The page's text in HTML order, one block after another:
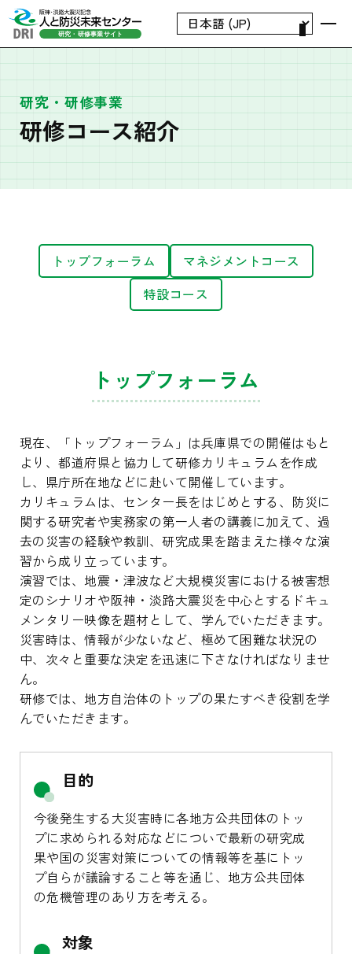
研究・研修事業
研修コース紹介
トップフォーラム
マネジメントコース
特設コース
トップフォーラム
現在、「トップフォーラム」は兵庫県での開催はもと
より、都道府県と協力して研修カリキュラムを作成
し、県庁所在地などに赴いて開催しています。
カリキュラムは、センター長をはじめとする、防災に
関する研究者や実務家の第一人者の講義に加えて、過
去の災害の経験や教訓、研究成果を踏まえた様々な演
習から成り立っています。
演習では、地震・津波など大規模災害における被害想
定のシナリオや阪神・淡路大震災を中心とするドキュ
メンタリー映像を題材として、学んでいただきます。
災害時は、情報が少ないなど、極めて困難な状況の
中、次々と重要な決定を迅速に下さなければなりませ
ん。
研修では、地方自治体のトップの果たすべき役割を学
んでいただきます。
目的
今後発生する大災害時に各地方公共団体のトッ
プに求められる対応などについで最新の研究成
果や国の災害対策についての情報等を基にトッ
プ自らが議論すること等を通じ、地方公共団体
の危機管理のあり方を考える。
対象